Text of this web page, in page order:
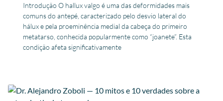
Introdução O hallux valgo é uma das deformidades mais
comuns do antepé, caracterizado pelo desvio lateral do
hálux e pela proeminência medial da cabeça do primeiro
metatarso, conhecida popularmente como “joanete”. Esta
condição afeta significativamente